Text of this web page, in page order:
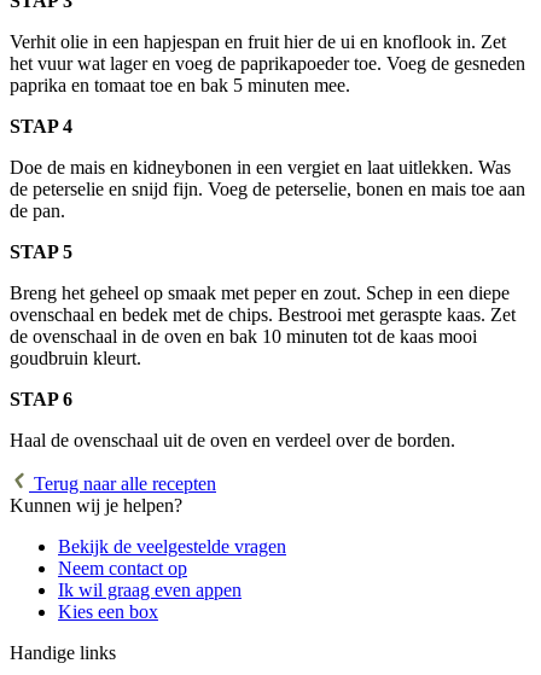
Verhit olie in een hapjespan en fruit hier de ui en knoflook in. Zet
het vuur wat lager en voeg de paprikapoeder toe. Voeg de gesneden
paprika en tomaat toe en bak 5 minuten mee.
STAP 4
Doe de mais en kidneybonen in een vergiet en laat uitlekken. Was
de peterselie en snijd fijn. Voeg de peterselie, bonen en mais toe aan
de pan.
STAP 5
Breng het geheel op smaak met peper en zout. Schep in een diepe
ovenschaal en bedek met de chips. Bestrooi met geraspte kaas. Zet
de ovenschaal in de oven en bak 10 minuten tot de kaas mooi
goudbruin kleurt.
STAP 6
Haal de ovenschaal uit de oven en verdeel over de borden.
Terug naar alle recepten
Kunnen wij je helpen?
Bekijk de veelgestelde vragen
Neem contact op
Ik wil graag even appen
Kies een box
Handige links